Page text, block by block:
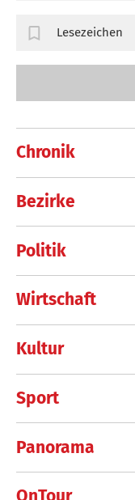
Chronik
Bezirke
Politik
Wirtschaft
Kultur
Sport
Panorama
Lesezeichen